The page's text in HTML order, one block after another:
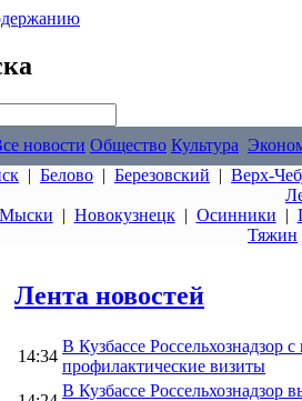
новости Общество Культура
| Белово | Березовский | Верх-
Мыски | Новокузнецк| Осинники |
Тяжин
Лента новостей
14:34
В Кузбассе
профилактические визиты
В Кузбассе